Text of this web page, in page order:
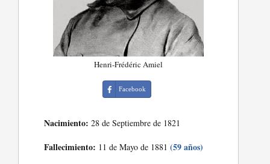
Henri-Frédéric Amiel
Facebook
Nacimiento: 28 de Septiembre de 1821
Fallecimiento: 11 de Mayo de 1881(59 años)